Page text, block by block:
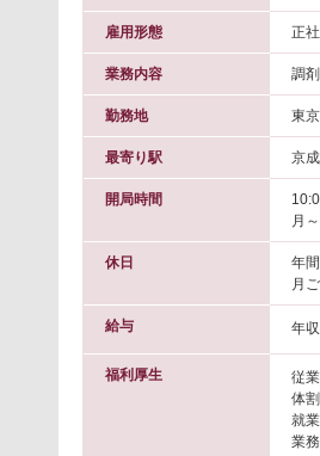
雇用形態 正
業務内容 調
勤務地 東
最寄り駅 京
開局時間
月
休日
年
月
給与 年
福利厚生
従
体
就
業